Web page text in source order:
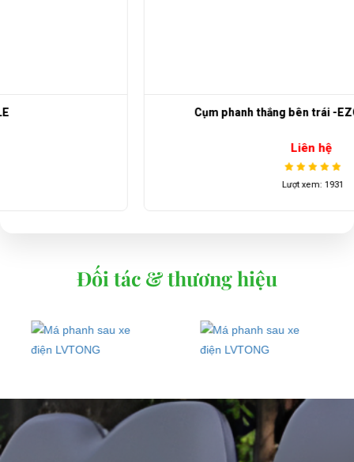
Cụm phanh thắng bên trái -EZGO 72V 6-8 chỗ
Đối tác & thương hiệu